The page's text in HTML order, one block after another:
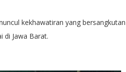
kekhawatiran yang bersangkutan
di Jawa Barat.